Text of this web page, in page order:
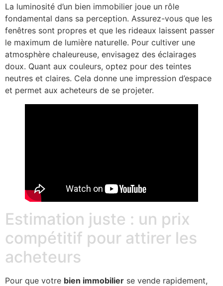
La luminosité d’un bien immobilier joue un rôle
fondamental dans sa perception. Assurez-vous que les
fenêtres sont propres et que les rideaux laissent passer
le maximum de lumière naturelle. Pour cultiver une
atmosphère chaleureuse, envisagez des éclairages
doux. Quant aux couleurs, optez pour des teintes
neutres et claires. Cela donne une impression d’espace
et permet aux acheteurs de se projeter.
Estimation juste : un prix
compétitif pour attirer les
acheteurs
Pour que votre bien immobilier se vende rapidement,